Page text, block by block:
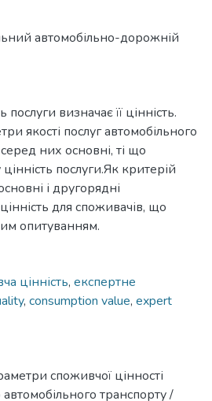
автомобільно-дорожній
визначає її цінність.
якості послуг автомобільного
них основні, ті що
послуги.Як критерій
і другорядні
для споживачів, що
опитуванням.
цінність, експертне
, consumption value, expert
споживчої цінності
транспорту /